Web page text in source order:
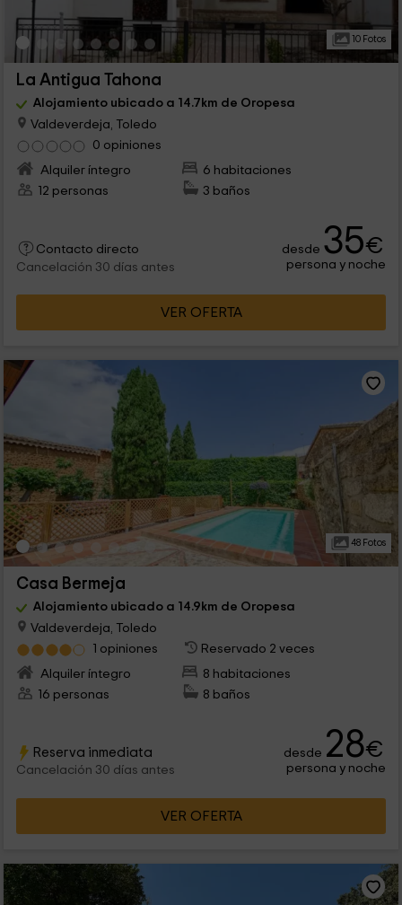
10 Fotos
La Antigua Tahona
Alojamiento ubicado a 14.7km de Oropesa
Valdeverdeja, Toledo
0 opiniones
Alquiler íntegro
6 habitaciones
12 personas
3 baños
Contacto directo
Cancelación 30 días antes
desde 35€
persona y noche
VER OFERTA
48 Fotos
Casa Bermeja
Alojamiento ubicado a 14.9km de Oropesa
Valdeverdeja, Toledo
1 opiniones
Reservado 2 veces
Alquiler íntegro
8 habitaciones
16 personas
8 baños
Reserva inmediata
Cancelación 30 días antes
desde 28€
persona y noche
VER OFERTA